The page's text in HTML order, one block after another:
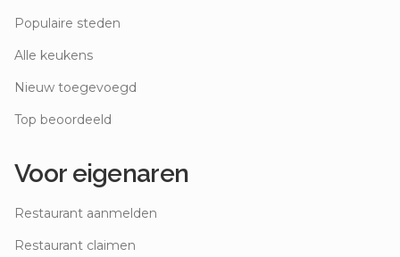
Populaire steden
Alle keukens
Nieuw toegevoegd
Top beoordeeld
Voor eigenaren
Restaurant aanmelden
Restaurant claimen